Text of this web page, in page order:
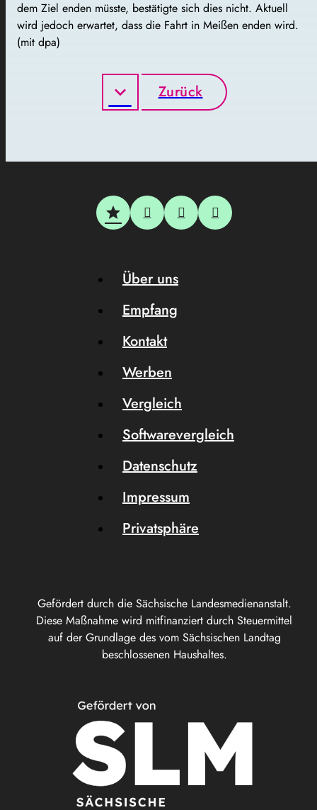
dem Ziel enden müsste, bestätigte sich dies nicht. Aktuell
wird jedoch erwartet, dass die Fahrt in Meißen enden wird.
(mit dpa)
Zurück
Gefördert durch die Sächsische Landesmedienanstalt.
Diese Maßnahme wird mitfinanziert durch Steuermittel
auf der Grundlage des vom Sächsischen Landtag
beschlossenen Haushaltes.
Über uns
Empfang
Kontakt
Werben
Vergleich
Softwarevergleich
Datenschutz
Impressum
Privatsphäre